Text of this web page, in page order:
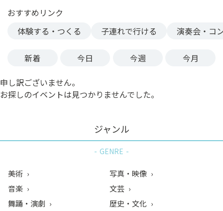
記
事
ス
おすすめリンク
体験する・つくる
子連れで行ける 演奏会・コ
新着 今日 今週 今月
申し訳ございません。
お探しのイベントは見つかりませんでした。
ジャンル
GENRE
美術
音楽
舞踊・演劇
写真・映像
文芸
歴史・文化